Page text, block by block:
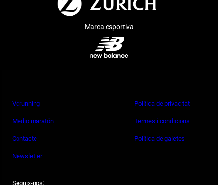
Marca esportiva
Vcrunning
Medio maratón
Contacte
Newsletter
Política de privacitat
Termes i condicions
Política de galetes
Seguix-nos: